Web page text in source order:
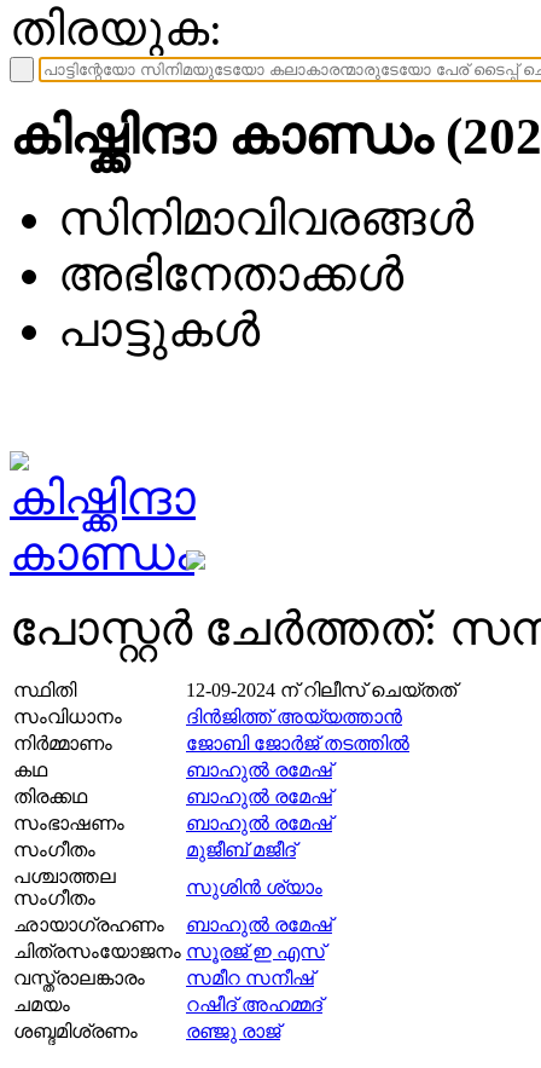
തിരയുക:
കിഷ്ക്കിന്ദാ കാണ്ഡം
സിനിമാവിവരങ്ങള്‍
അഭിനേതാക്കള്‍
പാട്ടുകള്‍
പോസ്റ്റര്‍ ചേര്‍ത്തത്:
സ്ഥിതി 12-09-2024 ന് റിലീസ് ചെയ്തത്
സംവിധാനം
ദിൻജിത്ത് അയ്യത്താൻ
നിര്‍മ്മാണം
ജോബി ജോർജ് തടത്തിൽ
കഥ
ബാഹുൽ രമേഷ്
തിരക്കഥ
ബാഹുൽ രമേഷ്
സംഭാഷണം
ബാഹുൽ രമേഷ്
സംഗീതം
മുജീബ് മജീദ്
പശ്ചാത്തല
സംഗീതം
സുശിന്‍ ശ്യാം
ഛായാഗ്രഹണം
ബാഹുൽ രമേഷ്
ചിത്രസംയോജനം സൂരജ് ഇ എസ്
വസ്ത്രാലങ്കാരം
സമീറ സനീഷ്
ചമയം
റഷീദ് അഹമ്മദ്‌
ശബ്ദമിശ്രണം
രഞ്ജു രാജ്